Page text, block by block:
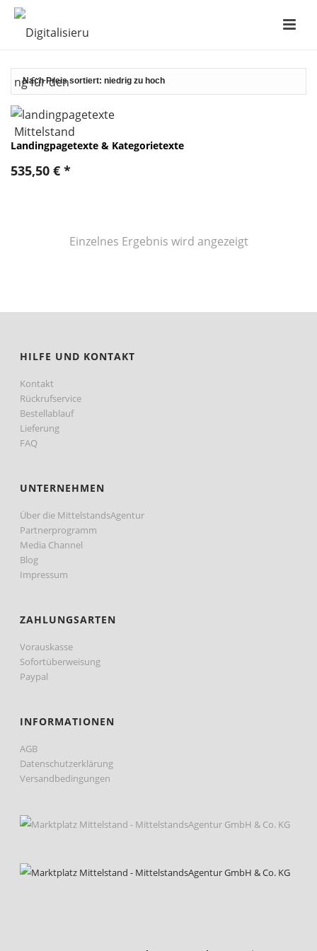
Landingpagetexte & Kategorietexte
535,50 € *
Einzelnes Ergebnis wird angezeigt
HILFE UND KONTAKT
Kontakt
Rückrufservice
Bestellablauf
Lieferung
FAQ
UNTERNEHMEN
Über die MittelstandsAgentur
Partnerprogramm
Media Channel
Blog
Impressum
ZAHLUNGSARTEN
Vorauskasse
Sofortüberweisung
Paypal
INFORMATIONEN
AGB
Datenschutzerklärung
Versandbedingungen